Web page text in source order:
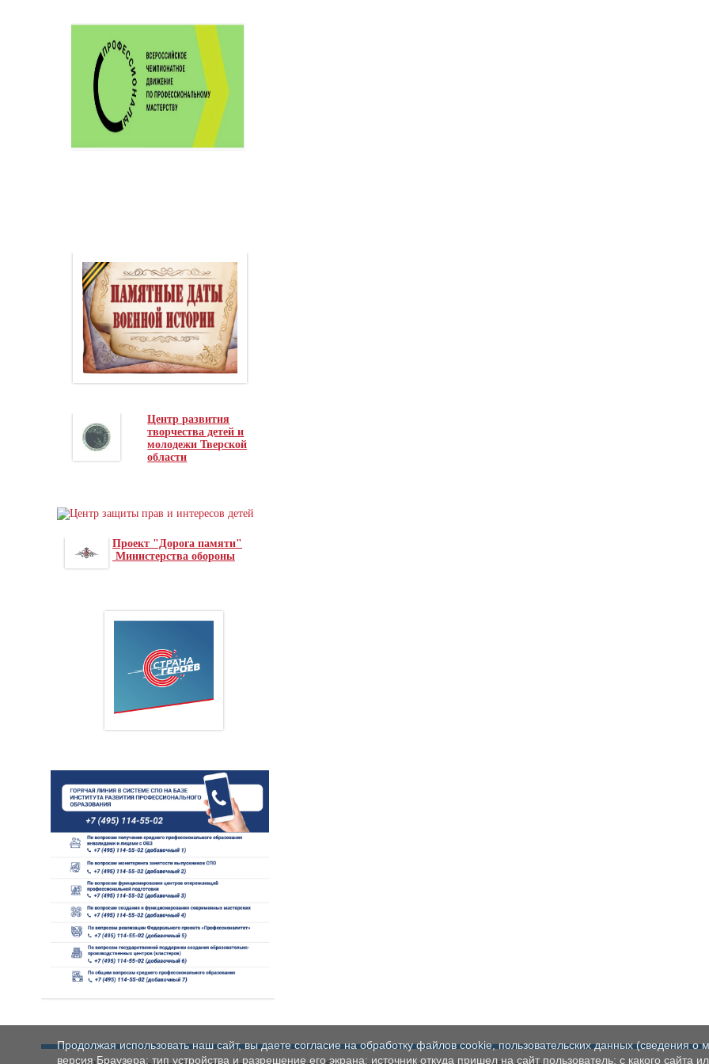
Центр развития
творчества детей и
молодежи Тверской
области
Проект "Дорога памяти"
Министерства обороны
Продолжая использовать наш сайт, вы даете согласие на обработку файлов cookie, пользовательских данных (сведения
версия Браузера; тип устройства и разрешение его экрана; источник откуда пришел на сайт пользователь; с какого сайта